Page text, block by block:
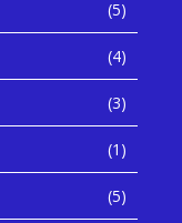
(5)
(4)
(3)
(1)
(5)